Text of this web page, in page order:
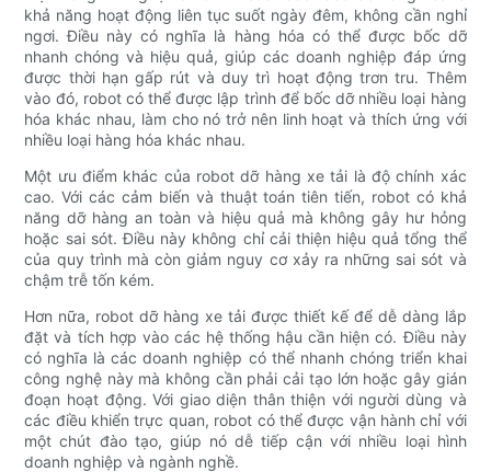
khả năng hoạt động liên tục suốt ngày đêm, không cần nghỉ
ngơi. Điều này có nghĩa là hàng hóa có thể được bốc dỡ
nhanh chóng và hiệu quả, giúp các doanh nghiệp đáp ứng
được thời hạn gấp rút và duy trì hoạt động trơn tru. Thêm
vào đó, robot có thể được lập trình để bốc dỡ nhiều loại hàng
hóa khác nhau, làm cho nó trở nên linh hoạt và thích ứng với
nhiều loại hàng hóa khác nhau.
Một ưu điểm khác của robot dỡ hàng xe tải là độ chính xác
cao. Với các cảm biến và thuật toán tiên tiến, robot có khả
năng dỡ hàng an toàn và hiệu quả mà không gây hư hỏng
hoặc sai sót. Điều này không chỉ cải thiện hiệu quả tổng thể
của quy trình mà còn giảm nguy cơ xảy ra những sai sót và
chậm trễ tốn kém.
Hơn nữa, robot dỡ hàng xe tải được thiết kế để dễ dàng lắp
đặt và tích hợp vào các hệ thống hậu cần hiện có. Điều này
có nghĩa là các doanh nghiệp có thể nhanh chóng triển khai
công nghệ này mà không cần phải cải tạo lớn hoặc gây gián
đoạn hoạt động. Với giao diện thân thiện với người dùng và
các điều khiển trực quan, robot có thể được vận hành chỉ với
một chút đào tạo, giúp nó dễ tiếp cận với nhiều loại hình
doanh nghiệp và ngành nghề.